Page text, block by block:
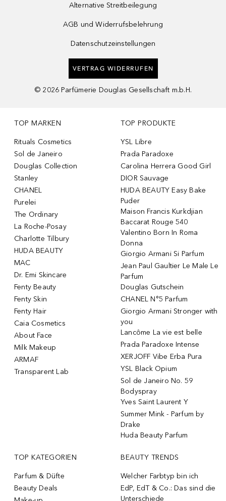
Alternative Streitbeilegung
AGB und Widerrufsbelehrung
Datenschutzeinstellungen
VERTRAG WIDERRUFEN
© 2026 Parfümerie Douglas Gesellschaft m.b.H.
TOP MARKEN
Rituals Cosmetics
Sol de Janeiro
Douglas Collection
Stanley
CHANEL
Purelei
The Ordinary
La Roche-Posay
Charlotte Tilbury
HUDA BEAUTY
MAC
Dr. Emi Skincare
Fenty Beauty
Fenty Skin
Fenty Hair
Caia Cosmetics
About Face
Milk Makeup
ARMAF
Transparent Lab
TOP PRODUKTE
YSL Libre
Prada Paradoxe
Carolina Herrera Good Girl
DIOR Sauvage
HUDA BEAUTY Easy Bake
Puder
Maison Francis Kurkdjian
Baccarat Rouge 540
Valentino Born In Roma
Donna
Giorgio Armani Si Parfum
Jean Paul Gaultier Le Male Le
Parfum
Douglas Gutschein
CHANEL N°5 Parfum
Giorgio Armani Stronger with
you
Lancôme La vie est belle
Prada Paradoxe Intense
XERJOFF Vibe Erba Pura
YSL Black Opium
Sol de Janeiro No. 59
Bodyspray
Yves Saint Laurent Y
Summer Mink - Parfum by
Drake
Huda Beauty Parfum
TOP KATEGORIEN
Parfum & Düfte
Beauty Deals
BEAUTY TRENDS
Welcher Farbtyp bin ich
EdP, EdT & Co.: Das sind die
Unterschiede